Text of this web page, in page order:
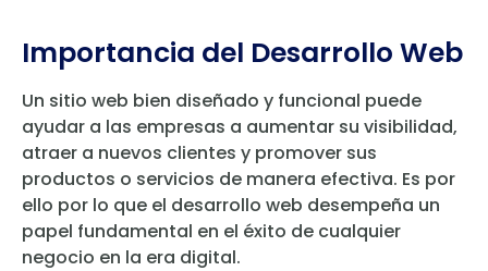
Importancia del Desarrollo Web
Un sitio web bien diseñado y funcional puede
ayudar a las empresas a aumentar su visibilidad,
atraer a nuevos clientes y promover sus
productos o servicios de manera efectiva. Es por
ello por lo que el desarrollo web desempeña un
papel fundamental en el éxito de cualquier
negocio en la era digital.